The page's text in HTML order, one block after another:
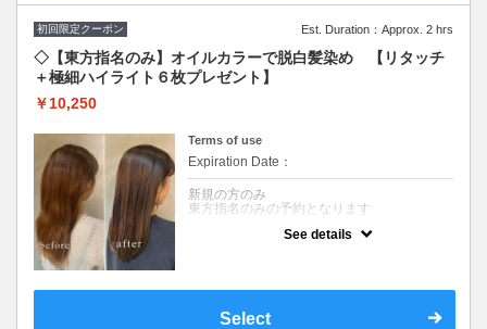
初回限定クーポン Est. Duration：Approx. 2 hrs
◇【東方指名のみ】オイルカラーで脱白髪染め 【リタッチ
＋極細ハイライト６枚プレゼント】
￥10,250
Terms of use
Expiration Date：
新規の方のみ
東方指名のみの予約となります
ジ90％カット☆圧倒的な艶、手触りを体験し
ク）で施術致します♪※全体カラーの場合＋
See details
Select